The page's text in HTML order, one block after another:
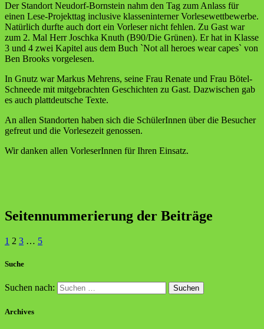
Der Standort Neudorf-Bornstein nahm den Tag zum Anlass für
einen Lese-Projekttag inclusive klasseninterner Vorlesewettbewerbe.
Natürlich durfte auch dort ein Vorleser nicht fehlen. Zu Gast war
zum 2. Mal Herr Joschka Knuth (B90/Die Grünen). Er hat in Klasse
3 und 4 zwei Kapitel aus dem Buch `Not all heroes wear capes` von
Ben Brooks vorgelesen.
In Gnutz war Markus Mehrens, seine Frau Renate und Frau Bötel-
Schneede mit mitgebrachten Geschichten zu Gast. Dazwischen gab
es auch plattdeutsche Texte.
An allen Standorten haben sich die SchülerInnen über die Besucher
gefreut und die Vorlesezeit genossen.
Wir danken allen VorleserInnen für Ihren Einsatz.
Seitennummerierung der Beiträge
1 2 3 … 5
Suche
Suchen nach:
Archives